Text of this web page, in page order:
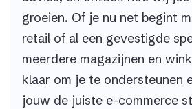
groeien. Of je nu net begint
retail of al een gevestigde
meerdere magazijnen en
klaar om je te ondersteunen
jouw de juiste e-commerce